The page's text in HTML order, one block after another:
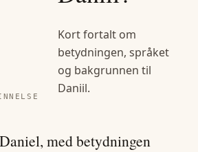
Kort fortalt om
betydningen, språket
og bakgrunnen til
Daniil.
med betydningen